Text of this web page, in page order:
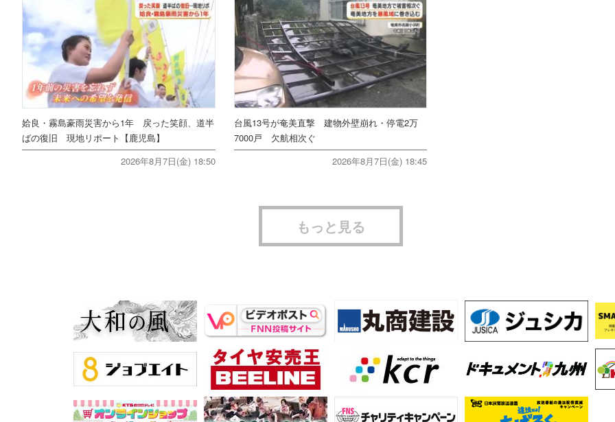
姶良・霧島豪雨災害から1年 戻った笑顔、道半
ばの復旧 現地リポート【鹿児島】
2026年8月7日(金) 18:50
台風13号が奄美直撃 建物外壁崩れ・停電2万
7000戸 欠航相次ぐ
2026年8月7日(金) 18:45
もっと見る